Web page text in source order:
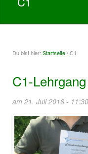
Du bist hier:
Sie sind hier
Startseite/ C1
C1-
am 21. Juli 2016 - 11:30